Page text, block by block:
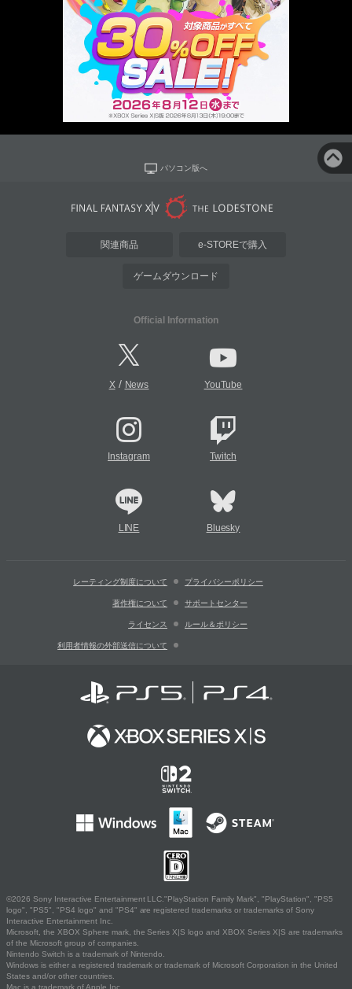
パソコン版へ
関連商品 e-STOREで購入
ゲームダウンロード
Official Information
X/ News YouTube
Instagram Twitch
LINE Bluesky
レーティング制度について プライバシーポリシー
著作権について サポートセンター
ライセンス ルール＆ポリシー
利用者情報の外部送信について
©2026 Sony Interactive Entertainment LLC."PlayStation Family Mark", "PlayStation", "PS5
logo", "PS5", "PS4 logo" and "PS4" are registered trademarks or trademarks of Sony
Interactive Entertainment Inc.
Microsoft, the XBOX Sphere mark, the Series X|S logo and XBOX Series X|S are trademarks
of the Microsoft group of companies.
Nintendo Switch is a trademark of Nintendo.
Windows is either a registered trademark or trademark of Microsoft Corporation in the United
States and/or other countries.
Mac is a trademark of Apple Inc.